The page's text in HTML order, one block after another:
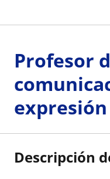
Profesor
Descripción